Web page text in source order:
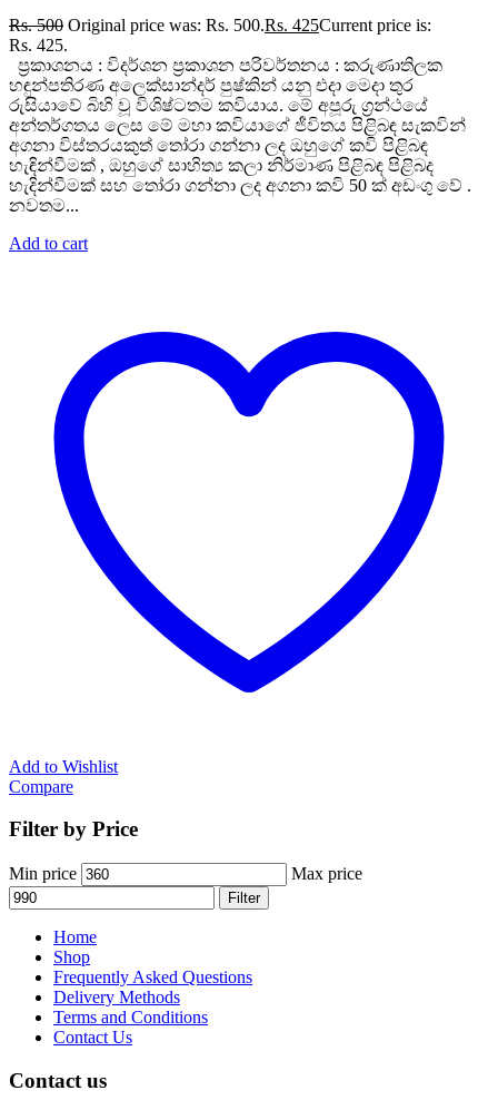
Rs.500 Original price was: Rs. 500.Rs. 425Current price is:
Rs. 425.
ප්‍රකාශනය : විදර්ශන ප්‍රකාශන පරිවර්තනය : කරුණාතිලක
හඳුන්පතිරණ අලෙක්සාන්දර් පුෂ්කින් යනු එදා මෙදා තුර
රුසියාවේ බිහි වූ විශිෂ්ටතම කවියාය. මේ අපූරු ග්‍රන්ථයේ
අන්තර්ගතය ලෙස මේ මහා කවියාගේ ජීවිතය පිළිබඳ සැකවින්
අගනා විස්තරයකුත් තෝරා ගන්නා ලද ඔහුගේ කවි පිළිබඳ
හැඳින්වීමක් , ඔහුගේ සාහිත්‍ය කලා නිර්මාණ පිළිබඳ පිළිබද
හැදින්වීමක් සහ තෝරා ගන්නා ලද අගනා කවි 50 ක් අඩංගු වේ .
නවතම...
Add to cart
Add to Wishlist
Compare
Filter by Price
Min price Max price
Filter
Home
Shop
Frequently Asked Questions
Delivery Methods
Terms and Conditions
Contact Us
Contact us